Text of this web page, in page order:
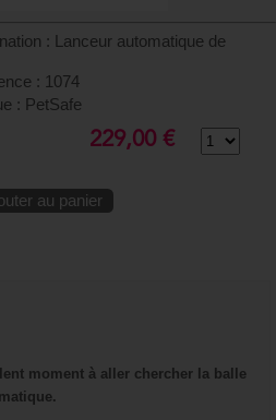
: Lanceur automatique de
: 1074
: PetSafe
229,00 €
au panier
moment à aller chercher la balle